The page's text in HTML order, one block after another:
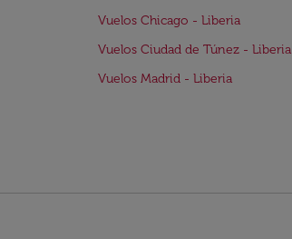
Vuelos Chicago - Liberia
Vuelos Ciudad de Túnez - Liberia
Vuelos Madrid - Liberia